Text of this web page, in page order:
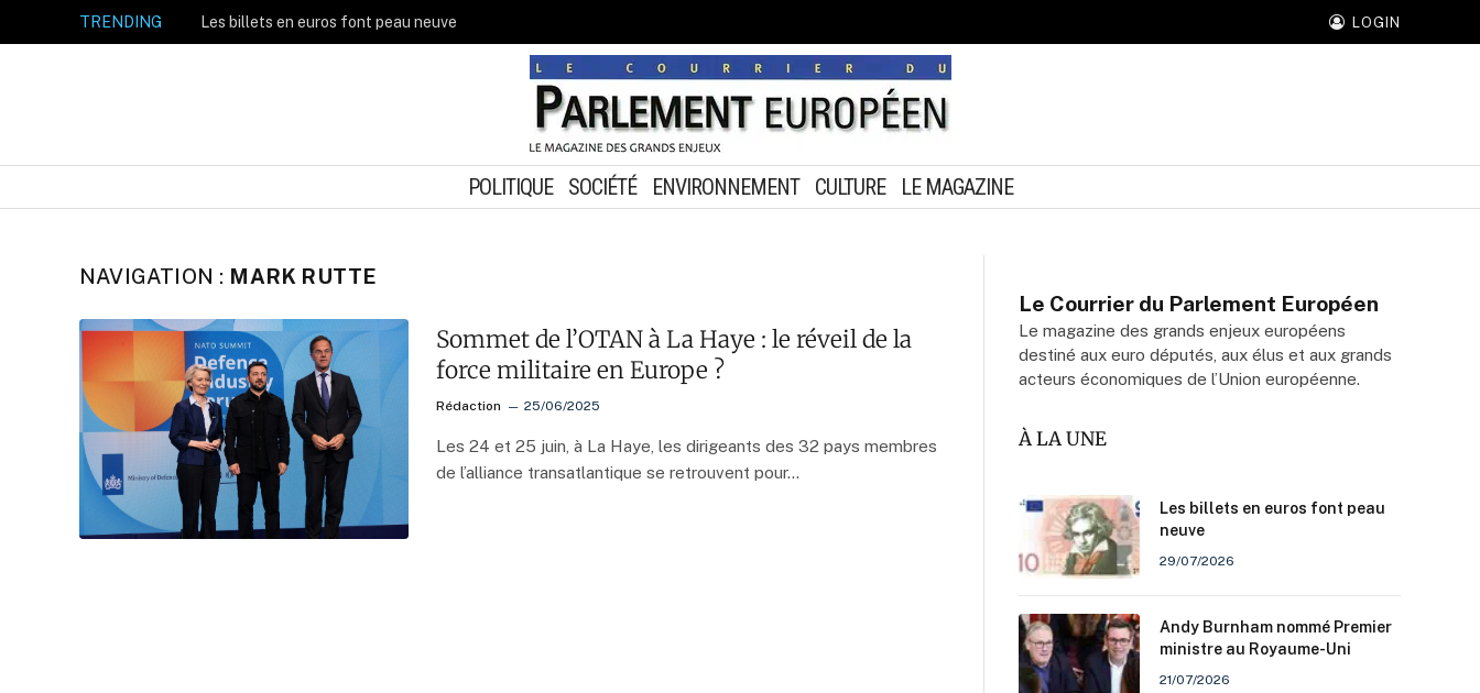
TRENDING Les billets en euros font peau neuve LOGIN
POLITIQUE SOCIÉTÉ ENVIRONNEMENT CULTURE LE MAGAZINE
NAVIGATION : MARK RUTTE
Sommet de l’OTAN à La Haye : le réveil de la
force militaire en Europe ?
Rédaction 25/06/2025
Les 24 et 25 juin, à La Haye, les dirigeants des 32 pays membres
de l’alliance transatlantique se retrouvent pour…
Le Courrier du Parlement Européen
Le magazine des grands enjeux européens
destiné aux euro députés, aux élus et aux grands
acteurs économiques de l’Union européenne.
À LA UNE
Les billets en euros font peau
neuve
29/07/2026
Andy Burnham nommé Premier
ministre au Royaume-Uni
21/07/2026